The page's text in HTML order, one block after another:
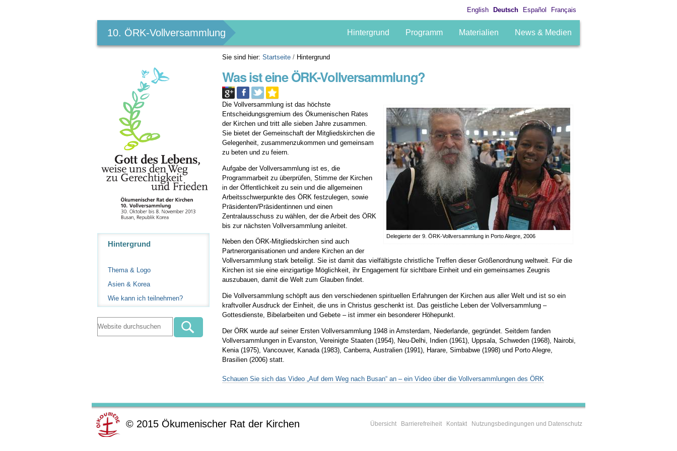
English Deutsch Español Français
10. ÖRK-Vollversammlung Hintergrund Programm Materialien News & Medien
Sie sind hier: Startseite / Hintergrund
Was ist eine ÖRK-Vollversammlung?
Delegierte der 9. ÖRK-Vollversammlung in Porto Alegre, 2006
Die Vollversammlung ist das höchste
Entscheidungsgremium des Ökumenischen Rates
der Kirchen und tritt alle sieben Jahre zusammen.
Sie bietet der Gemeinschaft der Mitgliedskirchen die
Gelegenheit, zusammenzukommen und gemeinsam
zu beten und zu feiern.
Aufgabe der Vollversammlung ist es, die
Programmarbeit zu überprüfen, Stimme der Kirchen
in der Öffentlichkeit zu sein und die allgemeinen
Arbeitsschwerpunkte des ÖRK festzulegen, sowie
Präsidenten/Präsidentinnen und einen
Zentralausschuss zu wählen, der die Arbeit des ÖRK
bis zur nächsten Vollversammlung anleitet.
Neben den ÖRK-Mitgliedskirchen sind auch
Partnerorganisationen und andere Kirchen an der
Vollversammlung stark beteiligt. Sie ist damit das vielfältigste christliche Treffen dieser Größenordnung weltweit. Für die
Kirchen ist sie eine einzigartige Möglichkeit, ihr Engagement für sichtbare Einheit und ein gemeinsames Zeugnis
auszubauen, damit die Welt zum Glauben findet.
Die Vollversammlung schöpft aus den verschiedenen spirituellen Erfahrungen der Kirchen aus aller Welt und ist so ein
kraftvoller Ausdruck der Einheit, die uns in Christus geschenkt ist. Das geistliche Leben der Vollversammlung –
Gottesdienste, Bibelarbeiten und Gebete – ist immer ein besonderer Höhepunkt.
Der ÖRK wurde auf seiner Ersten Vollversammlung 1948 in Amsterdam, Niederlande, gegründet. Seitdem fanden
Vollversammlungen in Evanston, Vereinigte Staaten (1954), Neu-Delhi, Indien (1961), Uppsala, Schweden (1968), Nairobi,
Kenia (1975), Vancouver, Kanada (1983), Canberra, Australien (1991), Harare, Simbabwe (1998) und Porto Alegre,
Brasilien (2006) statt.
Schauen Sie sich das Video „Auf dem Weg nach Busan“ an – ein Video über die Vollversammlungen des ÖRK
Hintergrund
Thema & Logo
Asien & Korea
Wie kann ich teilnehmen?
© 2015 Ökumenischer Rat der Kirchen Übersicht Barrierefreiheit Kontakt Nutzungsbedingungen und Datenschutz